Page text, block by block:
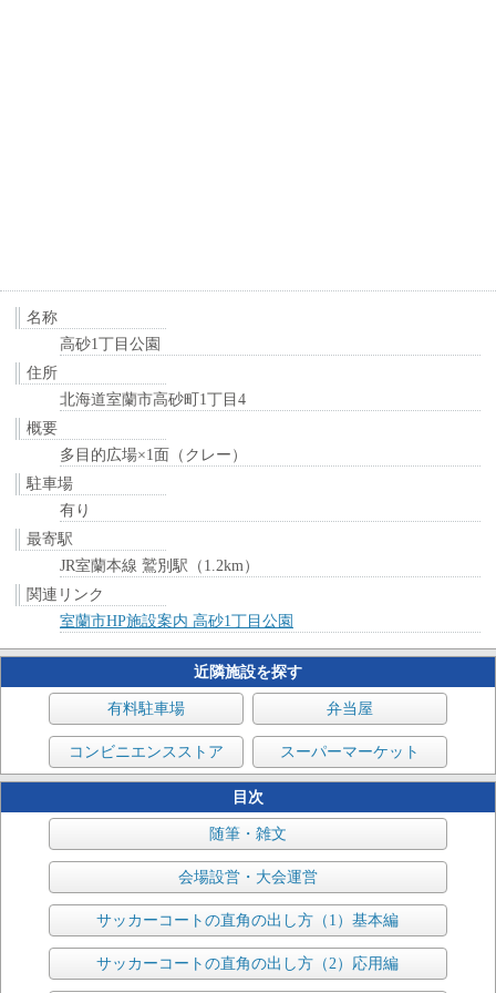
名称
高砂1丁目公園
住所
北海道室蘭市高砂町1丁目4
概要
多目的広場×1面（クレー）
駐車場
有り
最寄駅
JR室蘭本線 鷲別駅（1.2km）
関連リンク
室蘭市HP施設案内 高砂1丁目公園
近隣施設を探す
有料駐車場 弁当屋
コンビニエンスストア スーパーマーケット
目次
随筆・雑文
会場設営・大会運営
サッカーコートの直角の出し方（1）基本編
サッカーコートの直角の出し方（2）応用編